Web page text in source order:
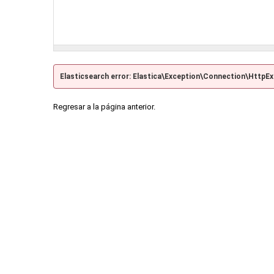
Elasticsearch error:
Regresar a la página anterior.